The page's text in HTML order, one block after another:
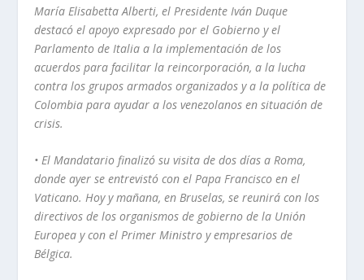
María Elisabetta Alberti, el Presidente Iván Duque
destacó el apoyo expresado por el Gobierno y el
Parlamento de Italia a la implementación de los
acuerdos para facilitar la reincorporación, a la lucha
contra los grupos armados organizados y a la política de
Colombia para ayudar a los venezolanos en situación de
crisis.
• El Mandatario finalizó su visita de dos días a Roma,
donde ayer se entrevistó con el Papa Francisco en el
Vaticano. Hoy y mañana, en Bruselas, se reunirá con los
directivos de los organismos de gobierno de la Unión
Europea y con el Primer Ministro y empresarios de
Bélgica.